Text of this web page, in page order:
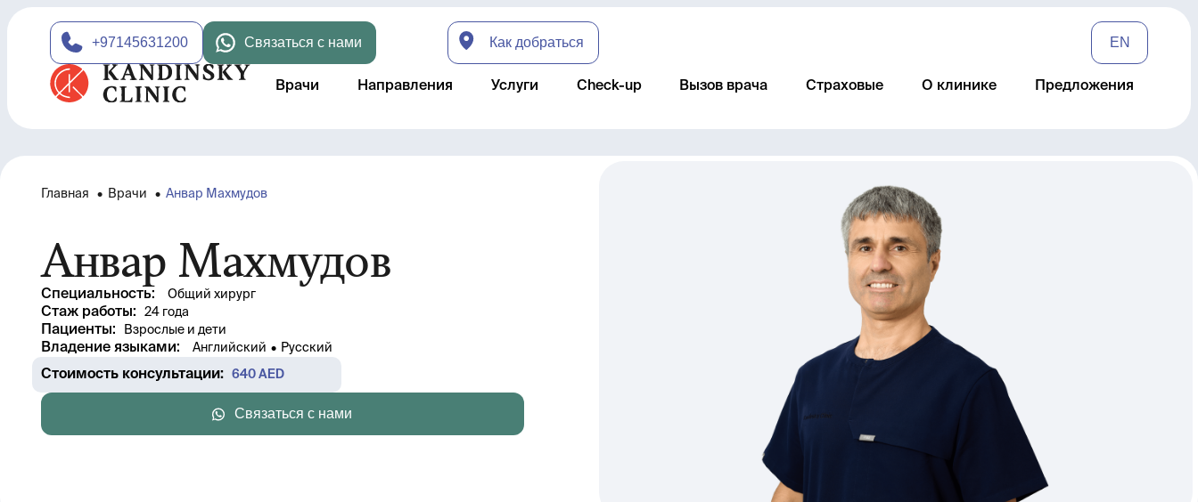
+97145631200 Связаться с нами Как добраться EN
Врачи Направления Услуги Check-up Вызов врача Страховые О клинике Предложения
Главная • Врачи • Анвар Махмудов
Анвар Махмудов
Специальность: Общий хирург
Стаж работы: 24 года
Пациенты: Взрослые и дети
Владение языками: Английский • Русский
Стоимость консультации: 640 AED
Связаться с нами